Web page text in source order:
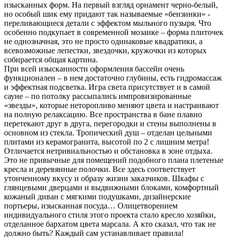
изысканных форм. На первый взгляд орнамент черно-белый,
но особый шик ему придают так называемые «бензинки» -
переливающиеся детали с эффектом мыльного пузыря. Что
особенно подкупает в современной мозаике – форма плиточек
не однозначная, это не просто одинаковые квадратики, а
всевозможные лепестки, звездочки, кружочки из которых
собирается общая картина.
При всей изысканности оформления бассейн очень
функционален – в нем достаточно глубины, есть гидромассаж
и эффектная подсветка. Игра света присутствует и в самой
сауне – по потолку рассыпались импровизированные
«звезды», которые неторопливо меняют цвета и настраивают
на полную релаксацию. Все пространства в бане плавно
перетекают друг в друга, перегородки и стены выполнены в
основном из стекла. Тропический душ – отделан цельными
плитами из керамогранита, высотой по 2 с лишним метра!
Отличается нетривиальностью и обстановка в зоне отдыха.
Это не привычные для помещений подобного плана плетеные
кресла и деревянные полочки. Все здесь соответствует
утонченному вкусу и образу жизни заказчиков. Шкафы с
глянцевыми дверцами и выдвижными блоками, комфортный
кожаный диван с мягкими подушками, дизайнерские
портьеры, изысканная посуда… Олицетворением
индивидуального стиля этого проекта стало кресло хозяйки,
отделанное бархатом цвета марсала. А кто сказал, что так не
должно быть? Каждый сам устанавливает правила!